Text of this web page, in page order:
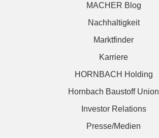
MACHER Blog
Nachhaltigkeit
Marktfinder
Karriere
HORNBACH Holding
Hornbach Baustoff Union
Investor Relations
Presse/Medien